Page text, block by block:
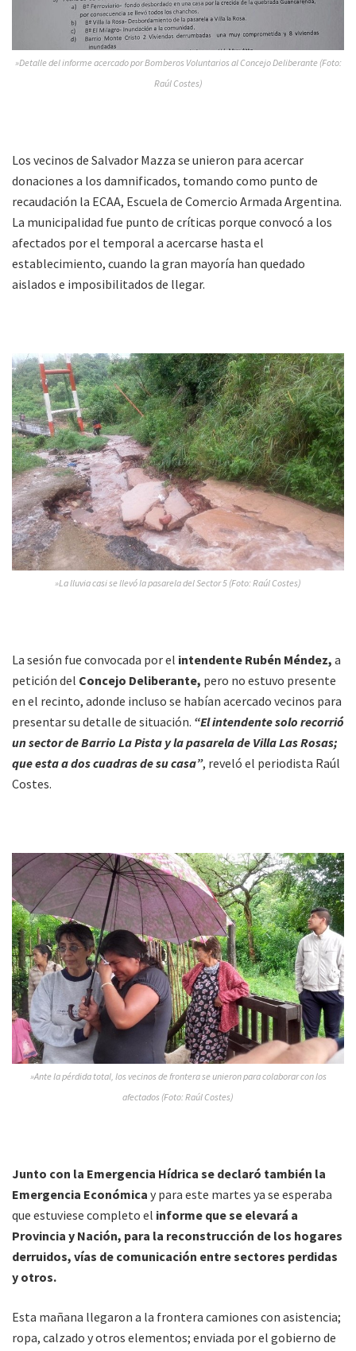
»Detalle del informe acercado por Bomberos Voluntarios al Concejo Deliberante (Foto:
Raúl Costes)
Los vecinos de Salvador Mazza se unieron para acercar
donaciones a los damnificados, tomando como punto de
recaudación la ECAA, Escuela de Comercio Armada Argentina.
La municipalidad fue punto de críticas porque convocó a los
afectados por el temporal a acercarse hasta el
establecimiento, cuando la gran mayoría han quedado
aislados e imposibilitados de llegar.
»La lluvia casi se llevó la pasarela del Sector 5 (Foto: Raúl Costes)
La sesión fue convocada por el intendente Rubén Méndez, a
petición del Concejo Deliberante, pero no estuvo presente
en el recinto, adonde incluso se habían acercado vecinos para
presentar su detalle de situación. “El intendente solo recorrió
un sector de Barrio La Pista y la pasarela de Villa Las Rosas;
que esta a dos cuadras de su casa”, reveló el periodista Raúl
Costes.
»Ante la pérdida total, los vecinos de frontera se unieron para colaborar con los
afectados (Foto: Raúl Costes)
Junto con la Emergencia Hídrica se declaró también la
Emergencia Económica y para este martes ya se esperaba
que estuviese completo el informe que se elevará a
Provincia y Nación, para la reconstrucción de los hogares
derruidos, vías de comunicación entre sectores perdidas
y otros.
Esta mañana llegaron a la frontera camiones con asistencia;
ropa, calzado y otros elementos; enviada por el gobierno de